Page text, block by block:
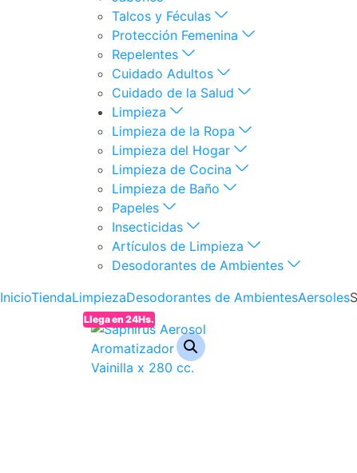
Talcos y Féculas
Protección Femenina
Repelentes
Cuidado Adultos
Cuidado de la Salud
Limpieza
Limpieza de la Ropa
Limpieza del Hogar
Limpieza de Cocina
Limpieza de Baño
Papeles
Insecticidas
Artículos de Limpieza
Desodorantes de Ambientes
InicioTiendaLimpiezaDesodorantes de AmbientesAersoles
Llega en 24Hs.